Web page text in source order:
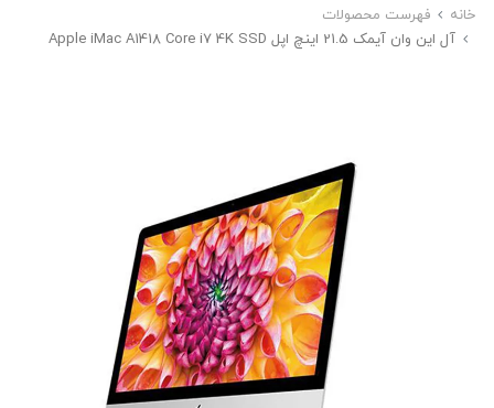
خانه
فهرست محصولات
آل این وان آیمک 21.5 اینچ اپل Apple iMac A1418 Core i7 4K SSD